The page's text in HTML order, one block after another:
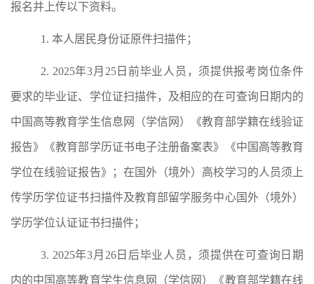
报名并上传以下资料。
1. 本人居民身份证原件扫描件；
2. 2025年3月 25日前毕业 人员 ，须提供报考岗位条件
要求的毕业证、 学位证扫描件， 及相应的在可查询日期内的
中国高等教育学生信息网 （学信网 ）《教育部学籍在线验证
报告》《教育部学历证书电子注册备案表》《中国高等教育
学位在线验证报告》； 在 国外（境外） 高校学习的人员须 上
传学历学位证书扫描件及教育部留学服务中心国外（境外）
学历学位认证证书扫描件；
3. 2025年3月 26日后毕业人员 ，须提供在可查询日期
内的中国高等教育学生信息网 （学信网 ）《教育部学籍在线